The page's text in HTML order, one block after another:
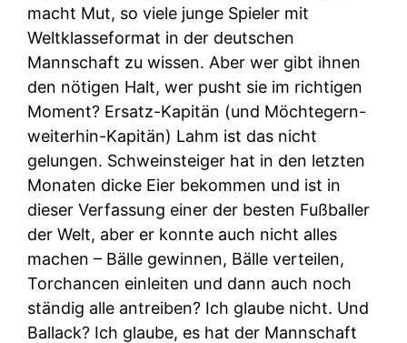
macht Mut, so viele junge Spieler mit
Weltklasseformat in der deutschen
Mannschaft zu wissen. Aber wer gibt ihnen
den nötigen Halt, wer pusht sie im richtigen
Moment? Ersatz-Kapitän (und Möchtegern-
weiterhin-Kapitän) Lahm ist das nicht
gelungen. Schweinsteiger hat in den letzten
Monaten dicke Eier bekommen und ist in
dieser Verfassung einer der besten Fußballer
der Welt, aber er konnte auch nicht alles
machen – Bälle gewinnen, Bälle verteilen,
Torchancen einleiten und dann auch noch
ständig alle antreiben? Ich glaube nicht. Und
Ballack? Ich glaube, es hat der Mannschaft